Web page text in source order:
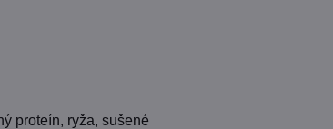
proteín, ryža, sušené